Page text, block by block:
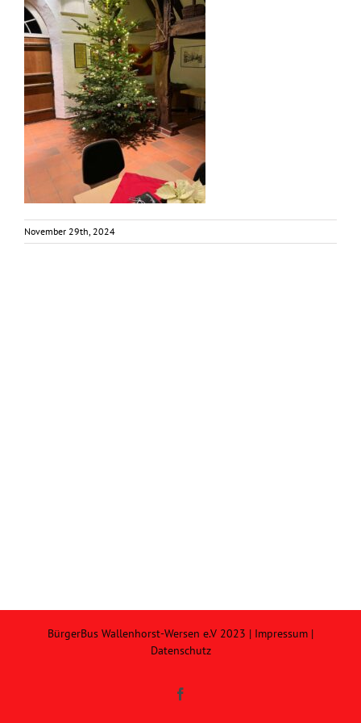
November 29th, 2024
BürgerBus Wallenhorst-Wersen e.V 2023 | Impressum |
Datenschutz